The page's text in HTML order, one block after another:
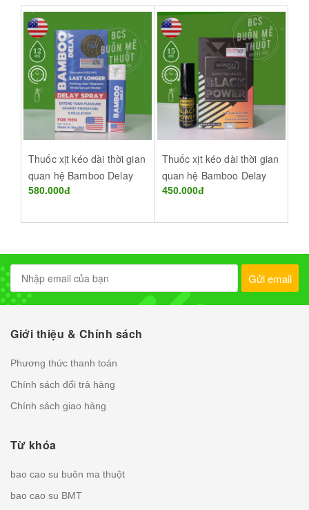
Thuốc xịt kéo dài thời gian
quan hệ Bamboo Delay
của Mỹ 12ml cực mạnh
Thuột Đắk Lắk
580.000đ
Thuốc xịt kéo dài thời gian
quan hệ Bamboo Delay
Black Power của Mỹ 15ml
Lắk
450.000đ
Gửi email
Giới thiệu & Chính sách
Phương thức thanh toán
Chính sách đổi trả hàng
Chính sách giao hàng
Từ khóa
bao cao su buôn ma thuột
bao cao su BMT